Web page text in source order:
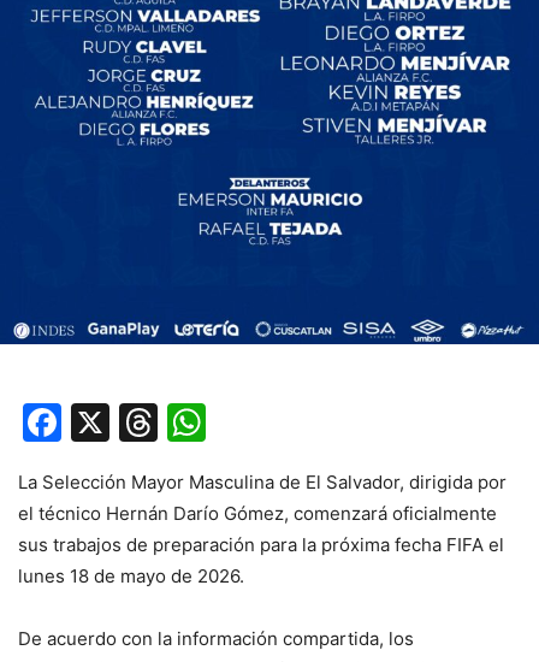
Facebook
X Threads
La Selección Mayor Masculina de El Salvador, dirigida por
el técnico Hernán Darío Gómez, comenzará oficialmente
sus trabajos de preparación para la próxima fecha FIFA el
lunes 18 de mayo de 2026.
De acuerdo con la información compartida, los